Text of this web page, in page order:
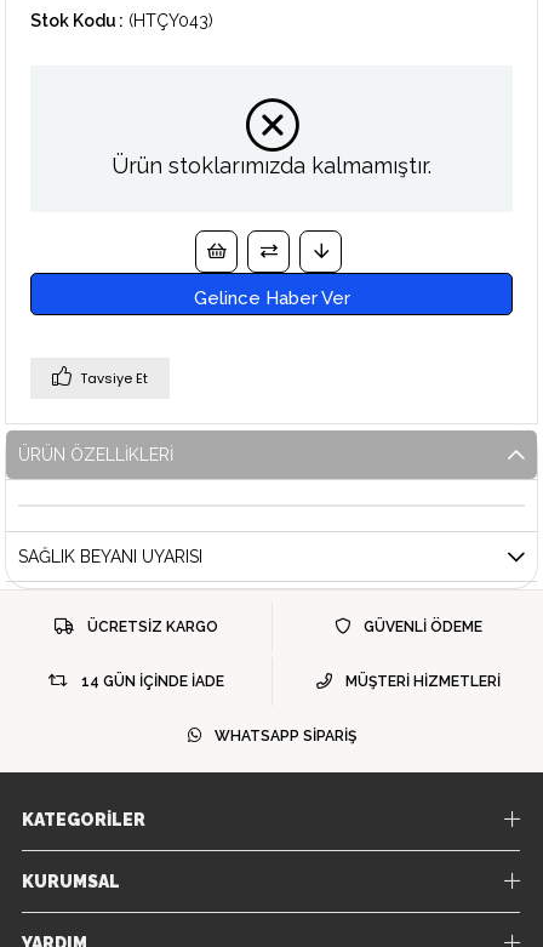
(HTÇY043)
Stok Kodu
Ürün stoklarımızda kalmamıştır.
Gelince Haber Ver
Tavsiye Et
ÜRÜN ÖZELLIKLERI
SAĞLIK BEYANI UYARISI
ÜCRETSİZ KARGO GÜVENLİ ÖDEME
14 GÜN İÇİNDE İADE MÜŞTERİ HİZMETLERİ
WHATSAPP SİPARİŞ
KATEGORİLER
KURUMSAL